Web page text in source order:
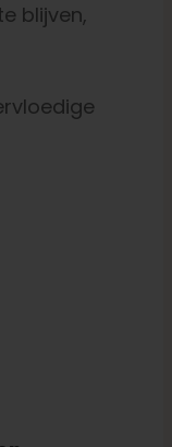
blijven,